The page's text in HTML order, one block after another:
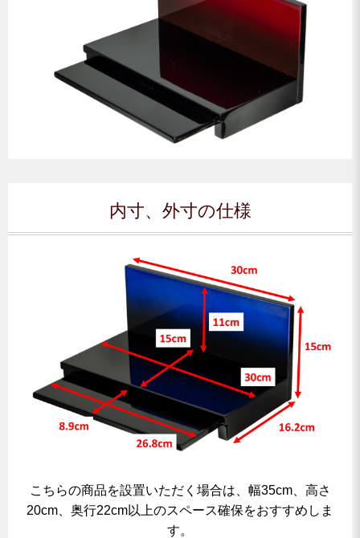
内寸、外寸の仕様
こちらの商品を設置いただく場合は、幅35cm、高さ
20cm、奥行22cm以上のスペース確保をおすすめしま
す。